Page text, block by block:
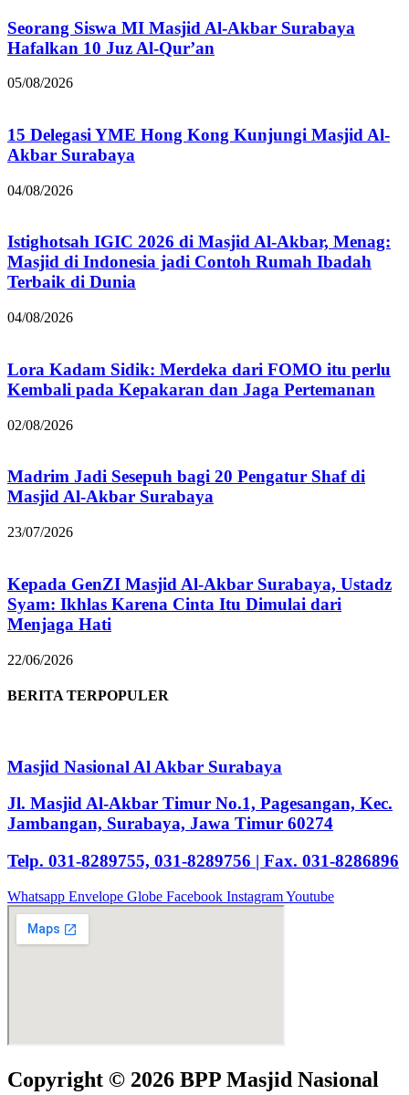
Seorang Siswa MI Masjid Al-Akbar Surabaya
Hafalkan 10 Juz Al-Qur’an
05/08/2026
15 Delegasi YME Hong Kong Kunjungi Masjid Al-
Akbar Surabaya
04/08/2026
Istighotsah IGIC 2026 di Masjid Al-Akbar, Menag:
Masjid di Indonesia jadi Contoh Rumah Ibadah
Terbaik di Dunia
04/08/2026
Lora Kadam Sidik: Merdeka dari FOMO itu perlu
Kembali pada Kepakaran dan Jaga Pertemanan
02/08/2026
Madrim Jadi Sesepuh bagi 20 Pengatur Shaf di
Masjid Al-Akbar Surabaya
23/07/2026
Kepada GenZI Masjid Al-Akbar Surabaya, Ustadz
Syam: Ikhlas Karena Cinta Itu Dimulai dari
Menjaga Hati
22/06/2026
BERITA TERPOPULER
Masjid Nasional Al Akbar Surabaya
Jl. Masjid Al-Akbar Timur No.1, Pagesangan, Kec.
Jambangan, Surabaya, Jawa Timur 60274
Telp. 031-8289755, 031-8289756 | Fax. 031-8286896
Whatsapp Envelope Globe Facebook InstagramYoutube
Copyright © 2026 BPP Masjid Nasional